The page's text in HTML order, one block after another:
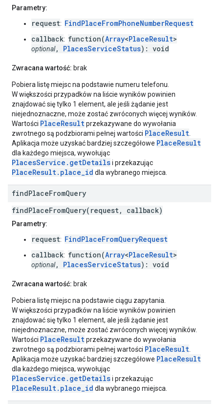
Parametry:
request: FindPlaceFromPhoneNumberRequest
callback: function(Array<PlaceResult>
optional, PlacesServiceStatus): void
Zwracana wartość: brak
Pobiera listę miejsc na podstawie numeru telefonu.
W większości przypadków na liście wyników powinien
znajdować się tylko 1 element, ale jeśli żądanie jest
niejednoznaczne, może zostać zwróconych więcej wyników.
Wartości PlaceResultprzekazywane do wywołania
zwrotnego są podzbiorami pełnej wartości PlaceResult.
Aplikacja może uzyskać bardziej szczegółowe PlaceResult
dla każdego miejsca, wywołując
PlacesService.getDetailsi przekazując
PlaceResult.place_id dla wybranego miejsca.
findPlaceFromQuery
findPlaceFromQuery(request, callback)
Parametry:
request: FindPlaceFromQueryRequest
callback: function(Array<PlaceResult>
optional, PlacesServiceStatus): void
Zwracana wartość: brak
Pobiera listę miejsc na podstawie ciągu zapytania.
W większości przypadków na liście wyników powinien
znajdować się tylko 1 element, ale jeśli żądanie jest
niejednoznaczne, może zostać zwróconych więcej wyników.
Wartości PlaceResultprzekazywane do wywołania
zwrotnego są podzbiorami pełnej wartości PlaceResult.
Aplikacja może uzyskać bardziej szczegółowe PlaceResult
dla każdego miejsca, wywołując
PlacesService.getDetailsi przekazując
PlaceResult.place_id dla wybranego miejsca.